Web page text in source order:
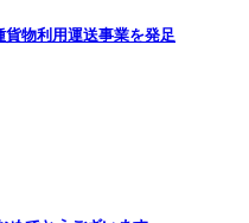
物利用運送事業を発足